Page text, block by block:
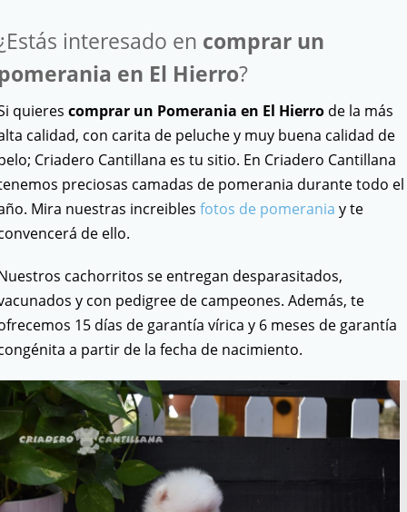
interesado en comprar un
en El Hierro?
quieres comprar un Pomerania en El Hierro de la más
calidad, con carita de peluche y muy buena calidad de
Criadero Cantillana es tu sitio. En Criadero Cantillana
preciosas camadas de pomerania durante todo el
Mira nuestras increibles fotos de pomerania y te
de ello.
cachorritos se entregan desparasitados,
y con pedigree de campeones. Además, te
15 días de garantía vírica y 6 meses de garantía
a partir de la fecha de nacimiento.